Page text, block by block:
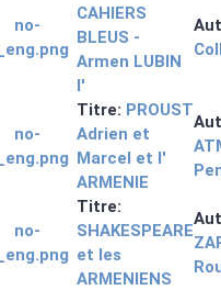
CAHIERS
BLEUS -
Armen LUBIN
l'
Titre: PROUST
Adrien et
Marcel et l'
ARMENIE
Titre:
SHAKESPEARE
et les
ARMENIENS